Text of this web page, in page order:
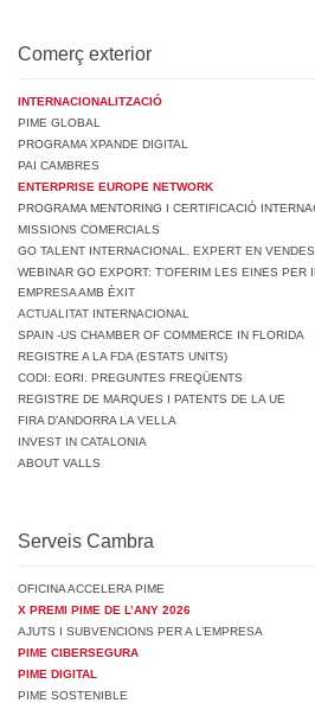
Comerç exterior
INTERNACIONALITZACIÓ
PIME GLOBAL
PROGRAMA XPANDE DIGITAL
PAI CAMBRES
ENTERPRISE EUROPE NETWORK
PROGRAMA MENTORING I CERTIFICACIÓ
MISSIONS COMERCIALS
GO TALENT INTERNACIONAL. EXPERT EN
WEBINAR GO EXPORT: T’OFERIM LES EINES PER
EMPRESA AMB ÈXIT
ACTUALITAT INTERNACIONAL
SPAIN -US CHAMBER OF COMMERCE IN FLORIDA
REGISTRE A LA FDA (ESTATS UNITS)
CODI: EORI. PREGUNTES FREQÜENTS
REGISTRE DE MARQUES I PATENTS DE LA UE
FIRA D’ANDORRA LA VELLA
INVEST IN CATALONIA
ABOUT VALLS
Serveis Cambra
OFICINA ACCELERA PIME
X PREMI PIME DE L’ANY 2026
AJUTS I SUBVENCIONS PER A L’EMPRESA
PIME CIBERSEGURA
PIME DIGITAL
PIME SOSTENIBLE